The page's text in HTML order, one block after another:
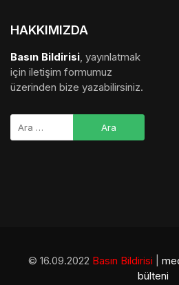
HAKKIMIZDA
Basın Bildirisi, yayınlatmak
için iletişim formumuz
üzerinden bize yazabilirsiniz.
© 16.09.2022 Basın Bildirisi
bülteni